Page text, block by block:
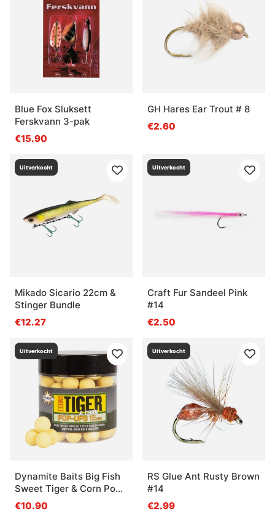
Blue Fox Sluksett
Ferskvann 3-pak
€15.90
GH Hares Ear Trout # 8
€2.60
Uitverkocht
Mikado Sicario 22cm &
Stinger Bundle
€12.27
Uitverkocht
Craft Fur Sandeel Pink
#14
€2.50
Uitverkocht
Dynamite Baits Big Fish
Sweet Tiger & Corn Pop-
ups 15mm
€10.90
Uitverkocht
RS Glue Ant Rusty Brown
#14
€2.99